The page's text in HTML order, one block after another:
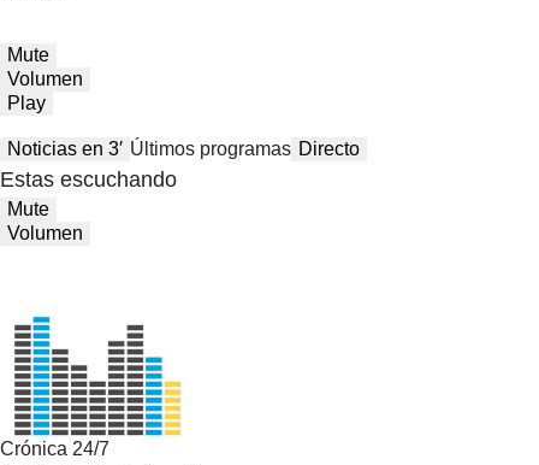
Mute
Volumen
Play
Noticias en 3′ Últimos programas Directo
Estas escuchando
Mute
Volumen
Crónica 24/7